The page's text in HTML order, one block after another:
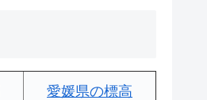
愛媛県の標高